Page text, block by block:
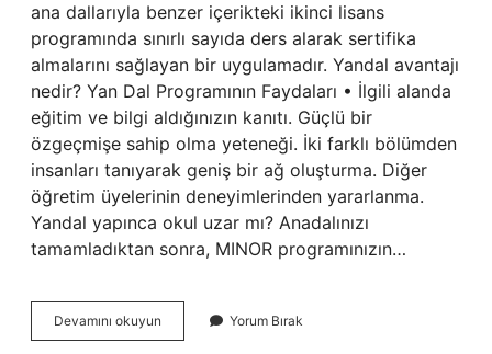
ana dallarıyla benzer içerikteki ikinci lisans
programında sınırlı sayıda ders alarak sertifika
almalarını sağlayan bir uygulamadır. Yandal avantajı
nedir? Yan Dal Programının Faydaları • İlgili alanda
eğitim ve bilgi aldığınızın kanıtı. Güçlü bir
özgeçmişe sahip olma yeteneği. İki farklı bölümden
insanları tanıyarak geniş bir ağ oluşturma. Diğer
öğretim üyelerinin deneyimlerinden yararlanma.
Yandal yapınca okul uzar mı? Anadalınızı
tamamladıktan sonra, MINOR programınızın…
Devamını okuyun
Dal
Yorum Bırak